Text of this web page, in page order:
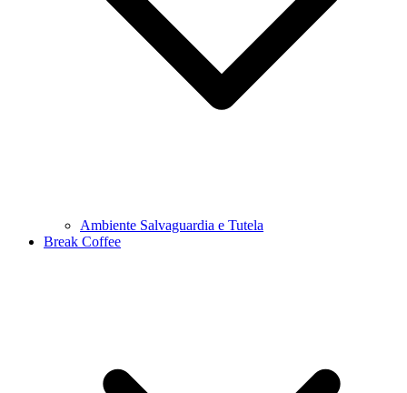
Ambiente Salvaguardia e Tutela
Break Coffee